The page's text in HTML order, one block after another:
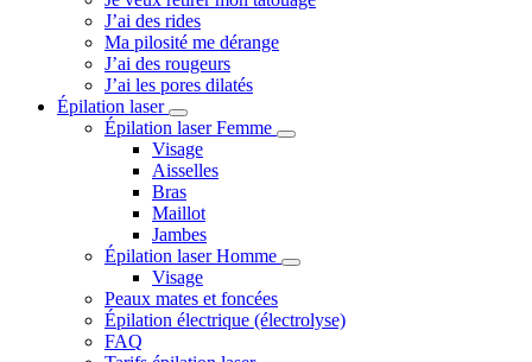
J’ai des rides
Ma pilosité me dérange
J’ai des rougeurs
J’ai les pores dilatés
Épilation laser
Épilation laser Femme
Visage
Aisselles
Bras
Maillot
Jambes
Épilation laser Homme
Visage
Peaux mates et foncées
Épilation électrique (électrolyse)
FAQ